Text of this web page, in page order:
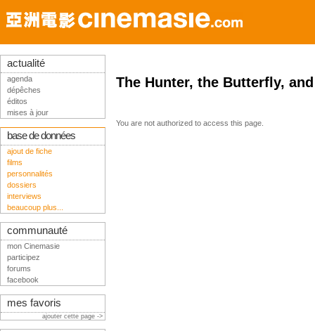
The Hunter, the Butterfly,
You are not authorized to access this page.
actualité
agenda
dépêches
éditos
mises à jour
base de données
ajout de fiche
films
personnalités
dossiers
interviews
beaucoup plus...
communauté
mon Cinemasie
participez
forums
facebook
mes favoris
ajouter cette page ->